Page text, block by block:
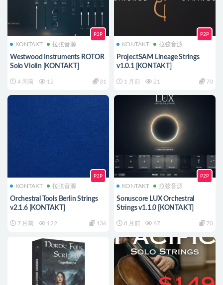
P2P
KONTAKT 拉弦音源
Westwood Instruments ROTOR
Solo Violin [KONTAKT]
4 周前 12 31
P2P
KONTAKT 拉弦音源
ProjectSAM Lineage Strings
v1.0.1 [KONTAKT]
1 月前 21 70
P2P
KONTAKT 拉弦音源
Orchestral Tools Berlin Strings
v2.1.6 [KONTAKT]
7 月前 122 136
P2P
KONTAKT 拉弦音源
Sonuscore LUX Orchestral
Strings v1.1.0 [KONTAKT]
8 月前 67 70